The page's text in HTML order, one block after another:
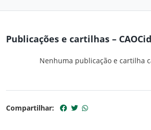
Publicações e cartilhas –
Nenhuma publicação e cartilha
Compartilhar: